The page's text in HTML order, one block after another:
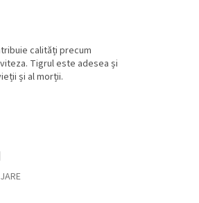
calități precum
Tigrul este adesea și
și al morții.